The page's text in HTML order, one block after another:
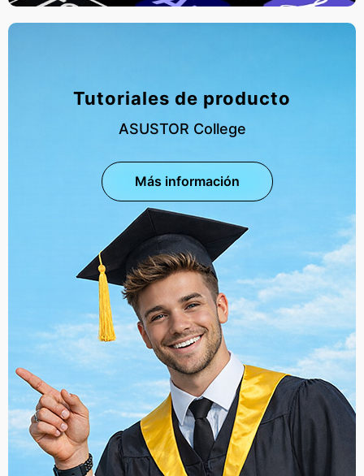
Tutoriales de producto
ASUSTOR College
Más información